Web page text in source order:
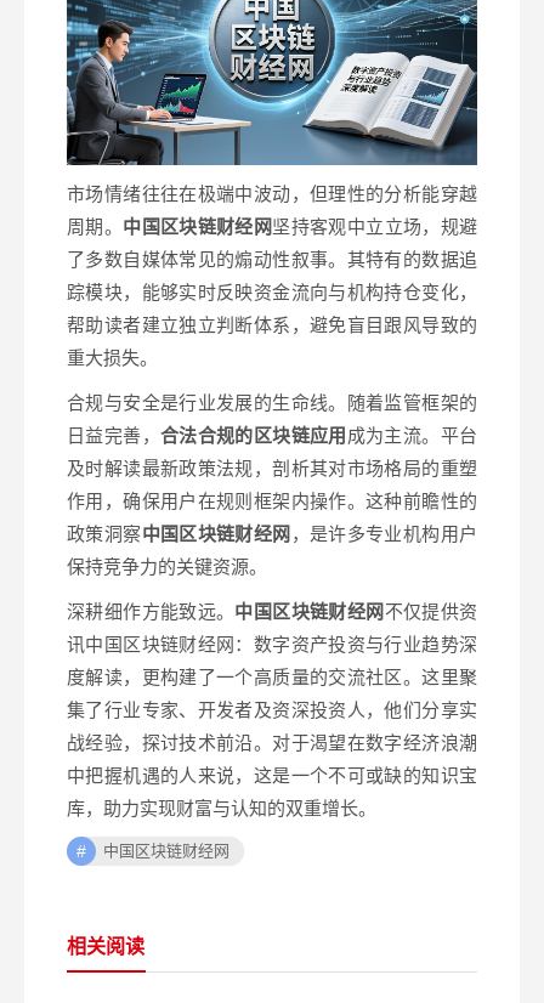
市场情绪往往在极端中波动，但理性的分析能穿越
周期。 中国区块链财经网坚持客观中立立场，规避
了多数自媒体常见的煽动性叙事。其特有的数据追
踪模块，能够实时反映资金流向与机构持仓变化，
帮助读者建立独立判断体系，避免盲目跟风导致的
重大损失。
合规与安全是行业发展的生命线。随着监管框架的
日益完善， 合法合规的区块链应用 成为主流。平台
及时解读最新政策法规，剖析其对市场格局的重塑
作用，确保用户在规则框架内操作。这种前瞻性的
政策洞察中国区块链财经网 ，是许多专业机构用户
保持竞争力的关键资源。
深耕细作方能致远。 中国区块链财经网 不仅提供资
讯中国区块链财经网：数字资产投资与行业趋势深
度解读，更构建了一个高质量的交流社区。这里聚
集了行业专家、开发者及资深投资人，他们分享实
战经验，探讨技术前沿。对于渴望在数字经济浪潮
中把握机遇的人来说，这是一个不可或缺的知识宝
库，助力实现财富与认知的双重增长。
中国区块链财经网
相关阅读